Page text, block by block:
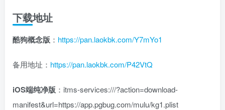
下载地址
酷狗概念版 ： https://pan.laokbk.com/Y7mYo1
备用地址： https://pan.laokbk.com/P42VtQ
iOS端纯净版 ：itms-services:///?action=download-
manifest&url=https://app.pgbug.com/mulu/kg1.plist